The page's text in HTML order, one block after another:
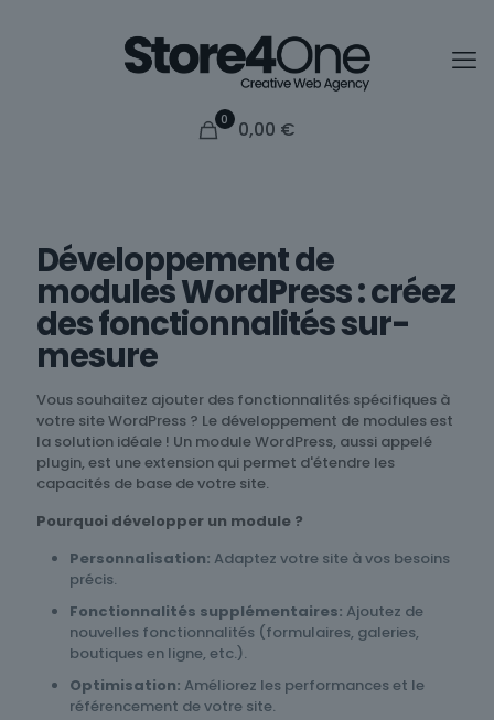
0 0,00 €
Développement de
modules WordPress : créez
des fonctionnalités sur-
mesure
Vous souhaitez ajouter des fonctionnalités spécifiques à
votre site WordPress ? Le développement de modules est
la solution idéale ! Un module WordPress, aussi appelé
plugin, est une extension qui permet d'étendre les
capacités de base de votre site.
Pourquoi développer un module ?
Personnalisation: Adaptez votre site à vos besoins
précis.
Fonctionnalités supplémentaires: Ajoutez de
nouvelles fonctionnalités (formulaires, galeries,
boutiques en ligne, etc.).
Optimisation: Améliorez les performances et le
référencement de votre site.